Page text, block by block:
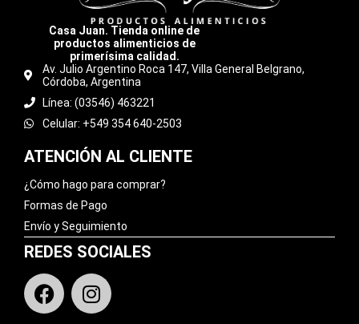
Casa Juan. Tienda online de
productos alimenticios de
primerísima calidad.
Av. Julio Argentino Roca 147, Villa General Belgrano,
Córdoba, Argentina
Línea: (03546) 463221
Celular: +549 354 640-2503
ATENCIÓN AL CLIENTE
¿Cómo hago para comprar?
Formas de Pago
Envío y Seguimiento
REDES SOCIALES
F
a
I
n